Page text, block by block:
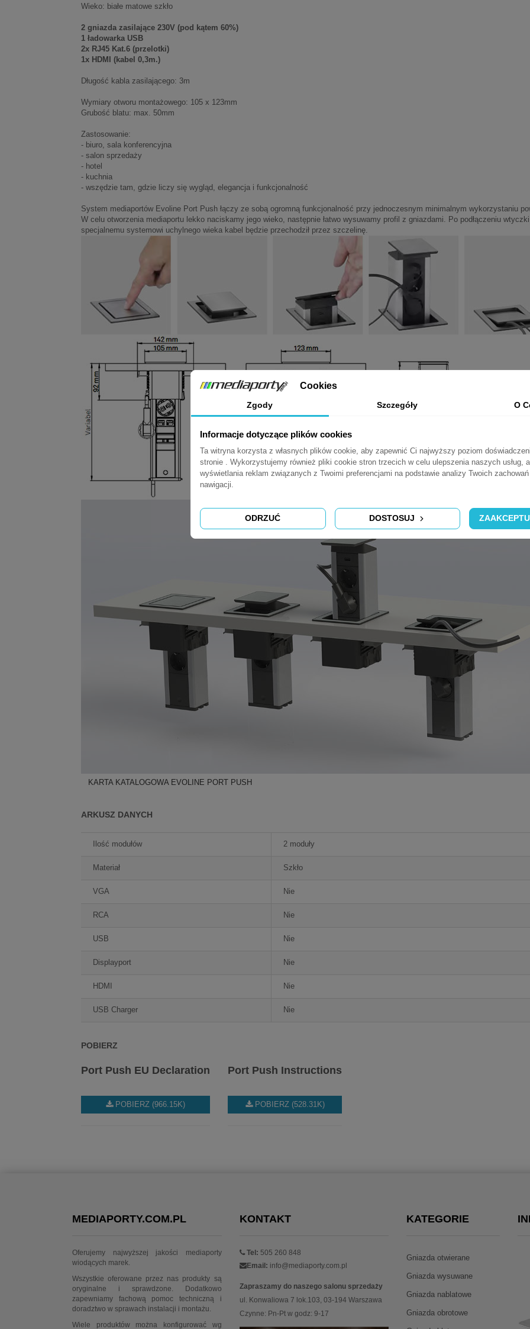
Wieko: białe matowe szkło
2 gniazda zasilające 230V (pod kątem 60%)
1 ładowarka USB
2x RJ45 Kat.6 (przelotki)
1x HDMI (kabel 0,3m.)
Długość kabla zasilającego: 3m
Wymiary otworu montażowego: 105 x 123mm
Grubość blatu: max. 50mm
Zastosowanie:
- biuro, sala konferencyjna
- salon sprzedaży
- hotel
- kuchnia
- wszędzie tam, gdzie liczy się wygląd, elegancja i funkcjonalność
System mediaportów Evoline Port Push łączy ze sobą ogromną funkcjonalność przy jednoczesnym minimalnym wykorzystaniu
W celu otworzenia mediaportu lekko naciskamy jego wieko, następnie łatwo wysuwamy profil z gniazdami. Po podłączeniu
specjalnemu systemowi uchylnego wieka kabel będzie przechodził przez szczelinę.
KARTA KATALOGOWA EVOLINE PORT PUSH
ARKUSZ DANYCH
Ilość modułów 2 moduły
Materiał Szkło
VGA Nie
RCA Nie
USB Nie
Displayport Nie
HDMI Nie
USB Charger Nie
POBIERZ
Port Push EU Declaration
POBIERZ (966.15K)
Port Push Instructions
POBIERZ (528.31K)
MEDIAPORTY.COM.PL
Oferujemy najwyższej jakości mediaporty
wiodących marek.
Wszystkie oferowane przez nas produkty są
oryginalne i sprawdzone. Dodatkowo
zapewniamy fachową pomoc techniczną i
doradztwo w sprawach instalacji i montażu.
Wiele produktów można konfigurować wg
KONTAKT
Tel: 505 260 848
Email: info@mediaporty.com.pl
Zapraszamy do naszego salonu sprzedaży
ul. Konwaliowa 7 lok.103, 03-194 Warszawa
Czynne: Pn-Pt w godz: 9-17
KATEGORIE
Gniazda otwierane
Gniazda wysuwane
Gniazda nablatowe
Gniazda obrotowe
Cookies
Zgody Szczegóły O
Informacje dotyczące plików cookies
Ta witryna korzysta z własnych plików cookie, aby zapewnić Ci najwyższy poziom
stronie . Wykorzystujemy również pliki cookie stron trzecich w celu ulepszenia naszych usług,
wyświetlania reklam związanych z Twoimi preferencjami na podstawie analizy Twoich
nawigacji.
ODRZUĆ DOSTOSUJ